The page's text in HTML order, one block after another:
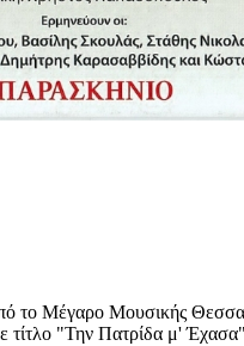
το Μέγαρο Μουσικής
τίτλο "Την Πατρίδα μ'